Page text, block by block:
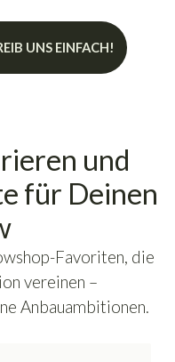
UNS EINFACH!
und
für Deinen
Favoriten, die
vereinen –
Anbauambitionen.